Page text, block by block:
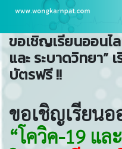
ขอเชิญเรียนออนไ
และ ระบาดวิทยา”
บัตรฟรี !!
ขอเชิญเรียน
“โควิค-19 แล